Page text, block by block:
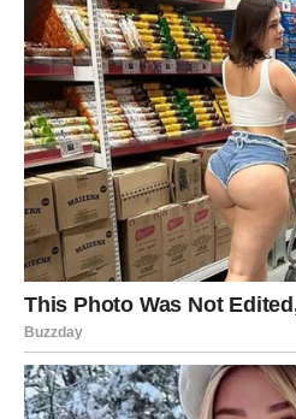
neugodne mirise i osjećaj
Žene su posebno osjetljive na
obilniji vaginalni iscjedak ili su
preporučuje se promjena
Toplo i vlažno okruženje
gljivica, što može dovesti do
Utjecaj klime i
Topla i vlažna klima:
češću promjenu – ponekad i